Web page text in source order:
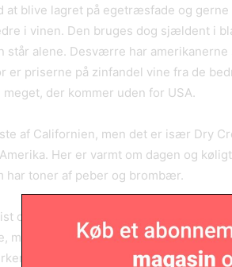
at blive lagret på egetræsfade og
i vinen. Den bruges dog sjældent i
står alene. Desværre har
er priserne på zinfandel vine fra de
der kommer uden for USA.
af Californien, men det er især Dry
Her er varmt om dagen og
har toner af peber og brombær.
over kvaliteten af zinfandel set over en
men der var betydeligt flere vine, som
som om, at en af nøglerne er at